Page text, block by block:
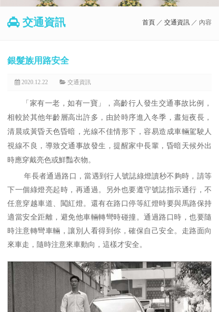
交通資訊 首頁 ／ 交通資訊 ／ 內容
銀髮族用路安全
2020.12.22 交通資訊
「家有一老，如有一寶」，高齡行人發生交通事故比例，
相較於其他年齡層高出許多，由於時序進入冬季，晝短夜長，
清晨或黃昏天色昏暗，光線不佳情形下，容易造成車輛駕駛人
視線不良，導致交通事故發生，提醒家中長輩，昏暗天候外出
時應穿戴亮色或鮮豔衣物。
年長者通過路口，當遇到行人號誌綠燈讀秒不夠時，請等
下一個綠燈亮起時，再通過。另外也要遵守號誌指示通行，不
任意穿越車道、闖紅燈。還有在路口停等紅燈時要與馬路保持
適當安全距離，避免他車輛轉彎時碰撞。通過路口時，也要隨
時注意轉彎車輛，讓別人看得到你，確保自己安全。走路面向
來車走，隨時注意來車動向，這樣才安全。